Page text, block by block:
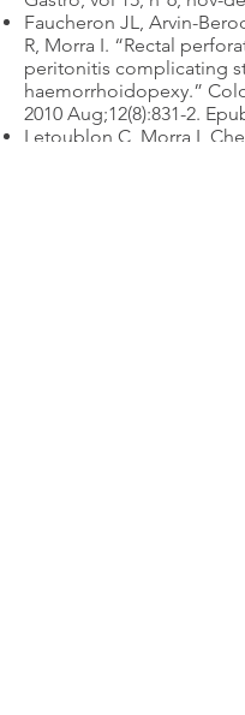
Faucheron JL, Arvin-
R, Morra I. “Rectal
peritonitis complicating
haemorrhoidopexy.”
2010 Aug;12(8):831-2.
Letoublon C, Morra I,